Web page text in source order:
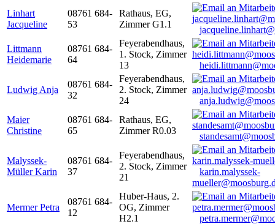
Linhart
Jacqueline
08761 684-
53
Rathaus, EG,
Zimmer G1.1
Littmann
Heidemarie
08761 684-
64
Feyerabendhaus,
1. Stock, Zimmer
13
Ludwig Anja
08761 684-
32
Feyerabendhaus,
2. Stock, Zimmer
24
Maier
Christine
08761 684-
65
Rathaus, EG,
Zimmer R0.03
Malyssek-
Müller Karin
08761 684-
37
Feyerabendhaus,
2. Stock, Zimmer
21
karin.malyssek-
Mermer Petra
08761 684-
12
Huber-Haus, 2.
OG, Zimmer
H2.1